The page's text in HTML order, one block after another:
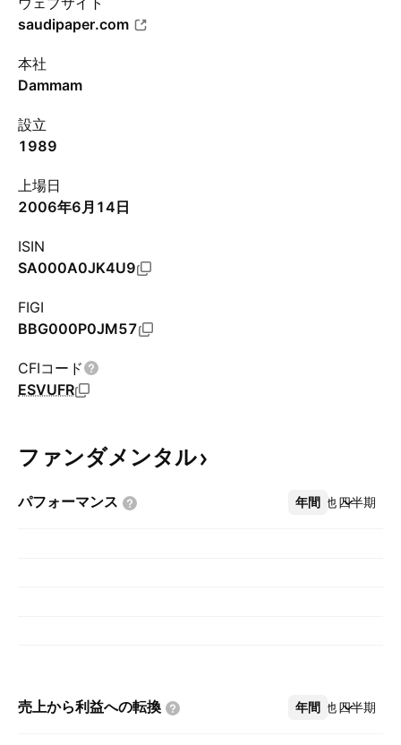
saudipaper.com
本社
Dammam
設立
1989
上場日
2006年6月14日
ISIN
SA000A0JK4U9
FIGI
BBG000P0JM57
CFIコード
ESVUFR
ファンダメンタル
パフォーマンス 年間 四半期
その他
売上から利益への転換 年間 四半期
その他